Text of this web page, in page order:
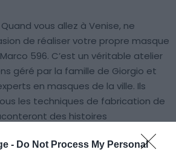
- Do Not Process My Personal
Quand vous allez à Venise, ne
de réaliser votre propre masque
596. C’est un véritable atelier
géré par la famille de Giorgio et
en masques de la ville. Ils
les techniques de fabrication de
des histoires